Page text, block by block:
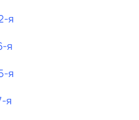
я
я
я
я